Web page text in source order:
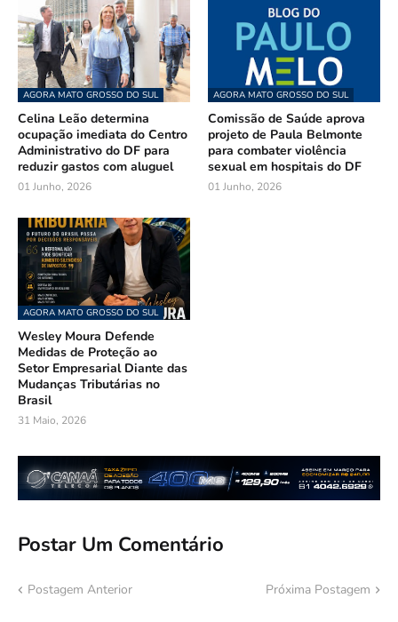
AGORA MATO GROSSO DO SUL
Celina Leão determina
ocupação imediata do Centro
Administrativo do DF para
reduzir gastos com aluguel
01 Junho, 2026
AGORA MATO GROSSO DO SUL
Comissão de Saúde aprova
projeto de Paula Belmonte
para combater violência
sexual em hospitais do DF
01 Junho, 2026
AGORA MATO GROSSO DO SUL
Wesley Moura Defende
Medidas de Proteção ao
Setor Empresarial Diante das
Mudanças Tributárias no
Brasil
31 Maio, 2026
Postar Um Comentário
Postagem Anterior Próxima Postagem